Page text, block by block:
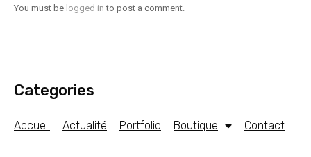
You must be logged in to post a comment.
Categories
Accueil Actualité Portfolio Boutique Contact